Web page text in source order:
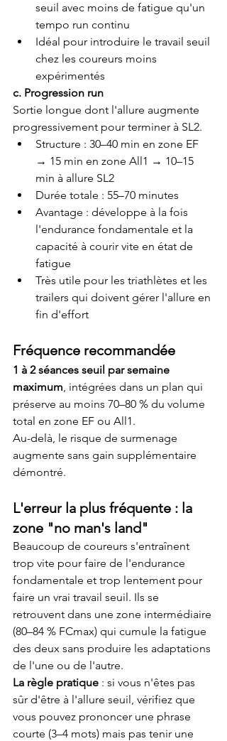
seuil avec moins de fatigue qu'un
tempo run continu
Idéal pour introduire le travail seuil
chez les coureurs moins
expérimentés
c. Progression run
Sortie longue dont l'allure augmente
progressivement pour terminer à SL2.
Structure : 30–40 min en zone EF
→ 15 min en zone All1 → 10–15
min à allure SL2
Durée totale : 55–70 minutes
Avantage : développe à la fois
l'endurance fondamentale et la
capacité à courir vite en état de
fatigue
Très utile pour les triathlètes et les
trailers qui doivent gérer l'allure en
fin d'effort
Fréquence recommandée
1 à 2 séances seuil par semaine
maximum, intégrées dans un plan qui
préserve au moins 70–80 % du volume
total en zone EF ou All1.
Au-delà, le risque de surmenage
augmente sans gain supplémentaire
démontré.
L'erreur la plus fréquente : la
zone "no man's land"
Beaucoup de coureurs s'entraînent
trop vite pour faire de l'endurance
fondamentale et trop lentement pour
faire un vrai travail seuil. Ils se
retrouvent dans une zone intermédiaire
(80–84 % FCmax) qui cumule la fatigue
des deux sans produire les adaptations
de l'une ou de l'autre.
La règle pratique : si vous n'êtes pas
sûr d'être à l'allure seuil, vérifiez que
vous pouvez prononcer une phrase
courte (3–4 mots) mais pas tenir une